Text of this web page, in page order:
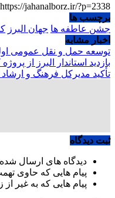
https://jahanalborz.ir/?p=2338
برچسب ها
جشن عاطفه ها جهان البرز
اخبار مشابه
توسعه حمل و نقل عمومی
بازدید استاندار البرز از
تأکید مدیرکل فرهنگ و
ثبت دیدگاه
دیدگاه های ارسال
پیام هایی که حاوی
پیام هایی که به غیر